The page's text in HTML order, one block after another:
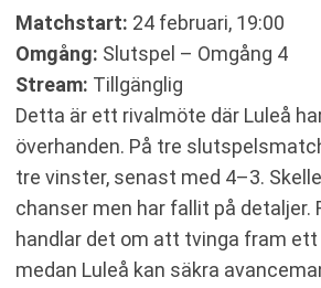
Matchstart: 24 februari, 19:00
Omgång: Slutspel – Omgång 4
Stream: Tillgänglig
Detta är ett rivalmöte där Luleå
överhanden. På tre
tre vinster, senast med 4–3.
chanser men har fallit på detaljer.
handlar det om att tvinga fram
medan Luleå kan säkra